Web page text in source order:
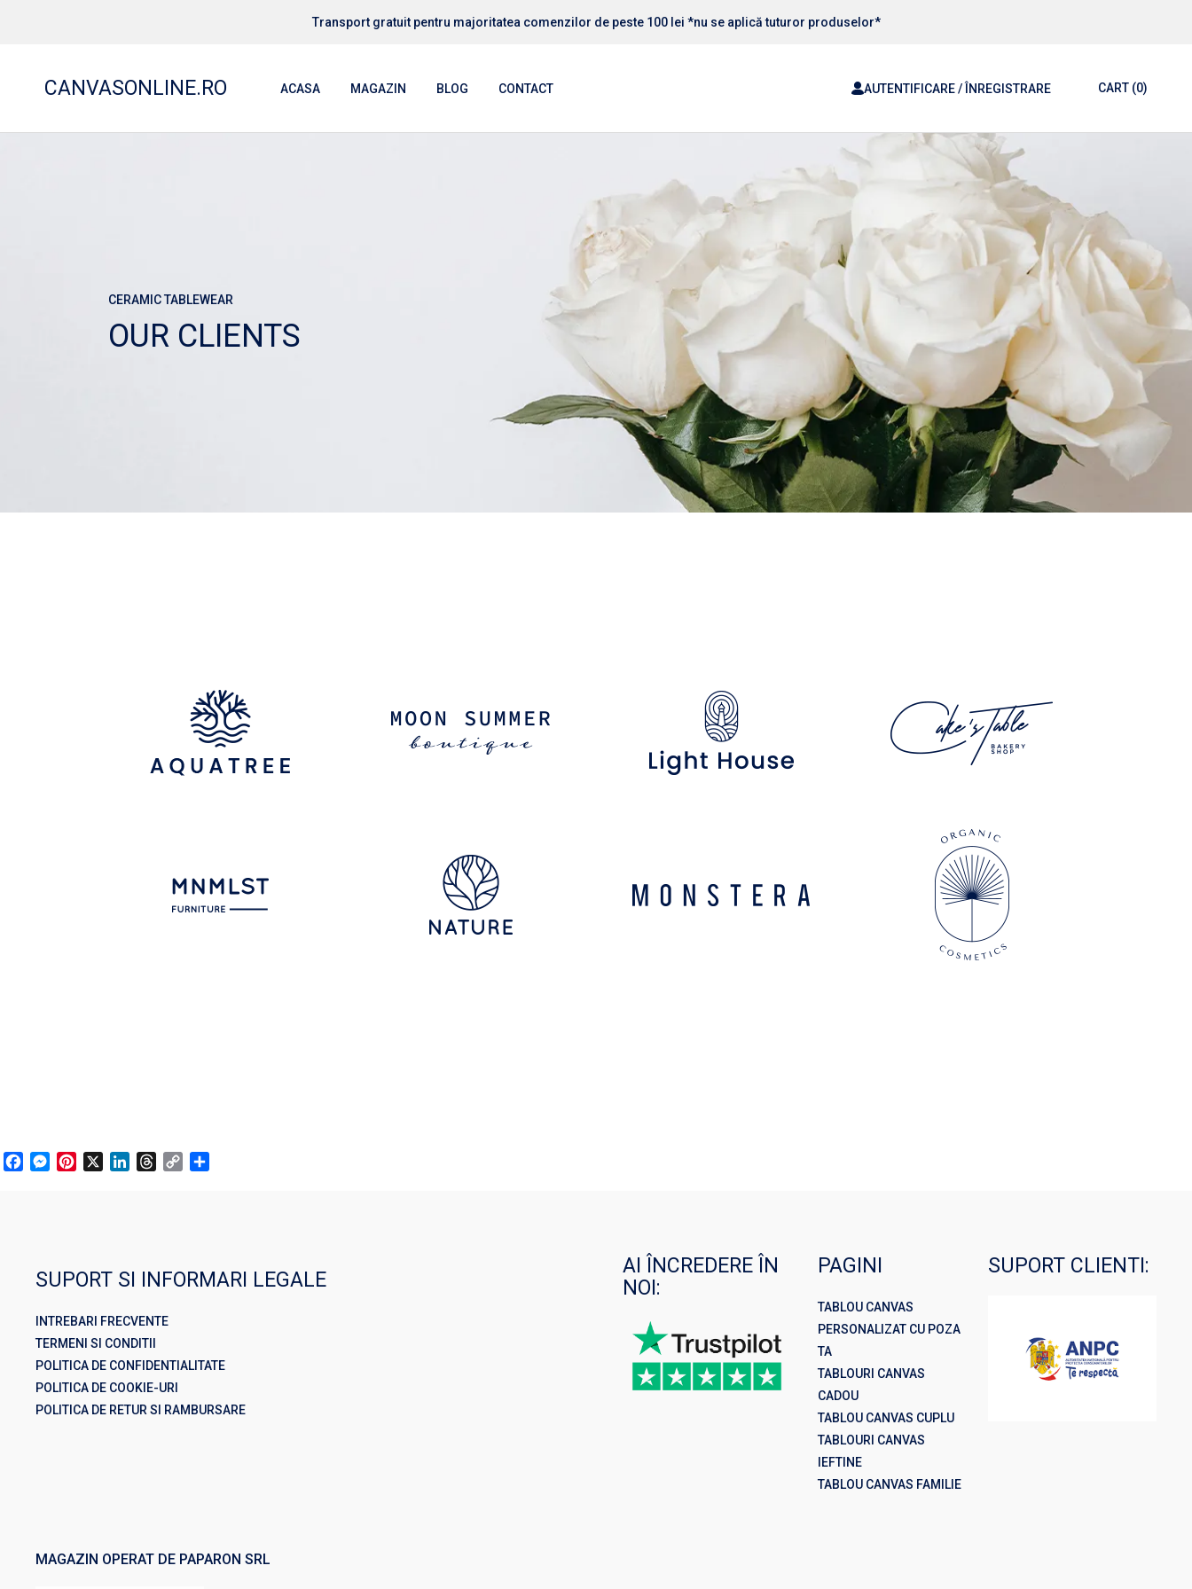
Transport gratuit pentru majoritatea comenzilor de peste 100 lei *nu se aplică tuturor produselor*
CANVASONLINE.RO ACASA MAGAZIN BLOG CONTACT AUTENTIFICARE / ÎNREGISTRARE CART (0)
CERAMIC TABLEWEAR
OUR CLIENTS
FacebookMessenger
Pinterest LinkedInThreads
Copy
SUPORT SI INFORMARI LEGALE
INTREBARI FRECVENTE
TERMENI SI CONDITII
POLITICA DE CONFIDENTIALITATE
POLITICA DE COOKIE-URI
POLITICA DE RETUR SI RAMBURSARE
AI ÎNCREDERE ÎN
NOI:
PAGINI
TABLOU CANVAS
PERSONALIZAT CU POZA
TA
TABLOURI CANVAS
CADOU
TABLOU CANVAS CUPLU
TABLOURI CANVAS
IEFTINE
TABLOU CANVAS FAMILIE
SUPORT CLIENTI:
MAGAZIN OPERAT DE PAPARON SRL